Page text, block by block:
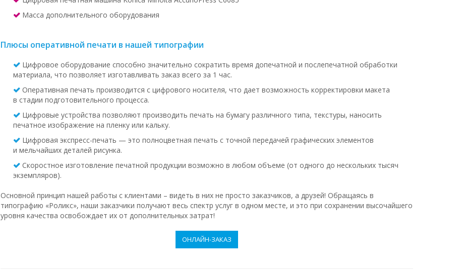
Масса дополнительного оборудования
Плюсы оперативной печати в нашей типографии
Цифровое оборудование способно значительно сократить время допечатной и послепечатной обработки
материала, что позволяет изготавливать заказ всего за 1 час.
Оперативная печать производится с цифрового носителя, что дает возможность корректировки макета
в стадии подготовительного процесса.
Цифровые устройства позволяют производить печать на бумагу различного типа, текстуры, наносить
печатное изображение на пленку или кальку.
Цифровая экспресс-печать — это полноцветная печать с точной передачей графических элементов
и мельчайших деталей рисунка.
Скоростное изготовление печатной продукции возможно в любом объеме (от одного до нескольких тысяч
экземпляров).
Основной принцип нашей работы с клиентами – видеть в них не просто заказчиков, а друзей! Обращаясь в
типографию «Роликс», наши заказчики получают весь спектр услуг в одном месте, и это при сохранении высочайшего
уровня качества освобождает их от дополнительных затрат!
ОНЛАЙН-ЗАКАЗ